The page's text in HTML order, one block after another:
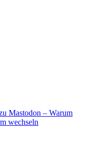
Mastodon – Warum
wechseln